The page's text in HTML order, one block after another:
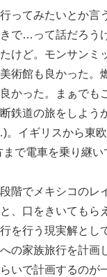
ってみたいとか言
で…って話だろう
けど。モンサンミ
術館も良かった。
かった。まぁでも
鉄道の旅をしよう
。イギリスから東
で電車を乗り継い
階でメキシコのレ
、口をきいてもら
を行う現実解とし
の家族旅行を計画
いで計画するのが